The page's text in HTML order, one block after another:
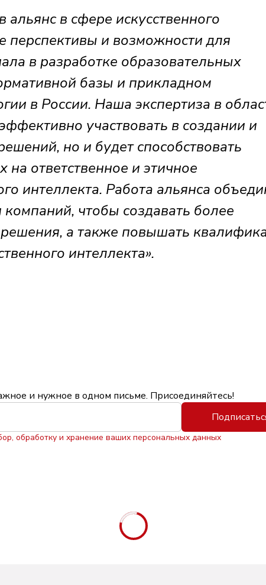
альянс в сфере искусственного
перспективы и возможности для
в разработке образовательных
базы и прикладном
в России. Наша экспертиза в
участвовать в создании и
но и будет способствовать
ответственное и этичное
интеллекта. Работа альянса
чтобы создавать более
а также повышать
интеллекта».
и нужное в одном письме. Присоединяйтесь!
обработку и хранение ваших персональных данных